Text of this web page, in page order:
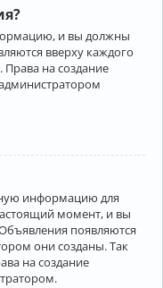
и вы должны
вверху каждого
на создание
информацию для
момент, и вы
появляются
они созданы. Так
на создание